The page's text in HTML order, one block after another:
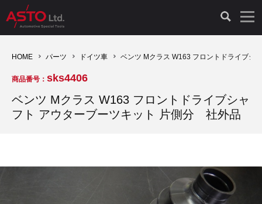
診断機（16）
キープログラマー（4）
診断テスター（10）
キープログラマー（20）
HCB TOOLS（45）
AST TOOLS（51）
オシロスコープ（2）
オシロ関連商品（9）
ドイツ車（427）
イタリア/フランス車（145）
現品修理（77）
リビルト品（58）
オシロスコープ（10）
アクセサリー（13）
HOME パーツ ドイツ車 ベンツ Mクラス W163 フロントドライブ
商品番号： sks4406
ベンツ Mクラス W163 フロントドライブシャ
フト アウターブーツキット 片側分 社外品